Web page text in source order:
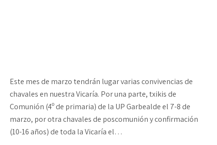
Este mes de marzo tendrán lugar varias convivencias de
chavales en nuestra Vicaría. Por una parte, txikis de
Comunión (4º de primaria) de la UP Garbealde el 7-8 de
marzo, por otra chavales de poscomunión y confirmación
(10-16 años) de toda la Vicaría el…